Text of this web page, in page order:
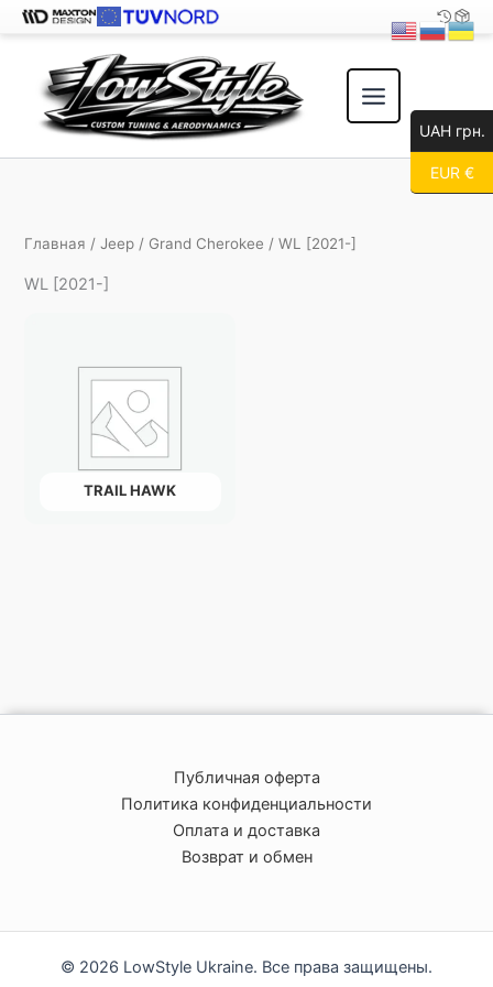
содержимому
Главная /Jeep / Grand Cherokee / WL [2021-]
WL [2021-]
TRAIL HAWK
Публичная оферта
Политика конфиденциальности
Оплата и доставка
Возврат и обмен
© 2026 LowStyle Ukraine. Все права защищены.
UAH грн.
EUR €